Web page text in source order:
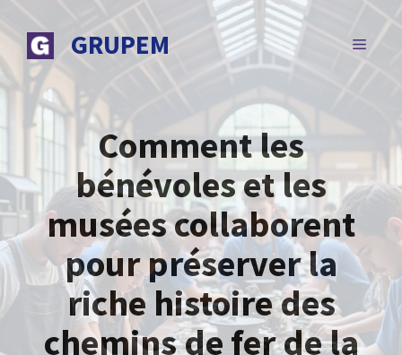
au
contenu
GRUPEM MENU
Comment les
bénévoles et les
musées collaborent
pour préserver la
riche histoire des
chemins de fer de la